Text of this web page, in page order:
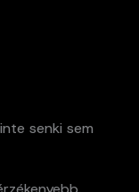
senki sem